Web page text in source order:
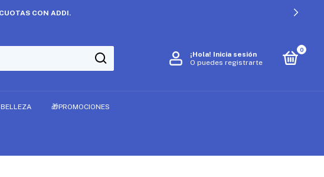
CON ADDI.
¡Hola! Inicia sesión
O puedes registrarte
0
🎁PROMOCIONES